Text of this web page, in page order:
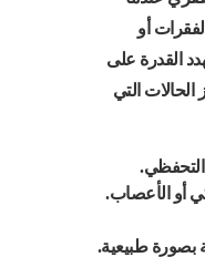
أو
القدرة على
الحالات التي
التحفظي.
أو الأعصاب.
بصورة طبيعية.